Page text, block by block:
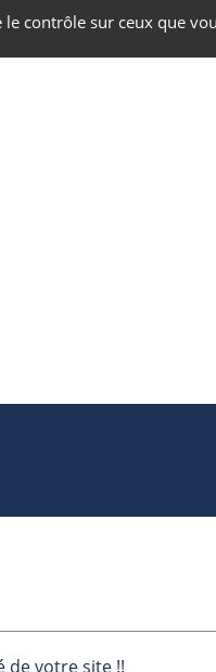
de votre site !!
contrôle sur ceux que